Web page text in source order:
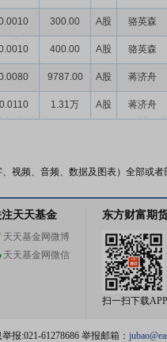
300.00 A股 骆英森
400.00 A股 骆英森
9787.00 A股 蒋济舟
0.0110 1.31万 A股 蒋济舟
视频、音频、数据及图表）全部或
注天天基金
天天基金网微博
天天基金网微信
东方财富期
扫一扫下载APP
报:021-61278686 举报邮箱：